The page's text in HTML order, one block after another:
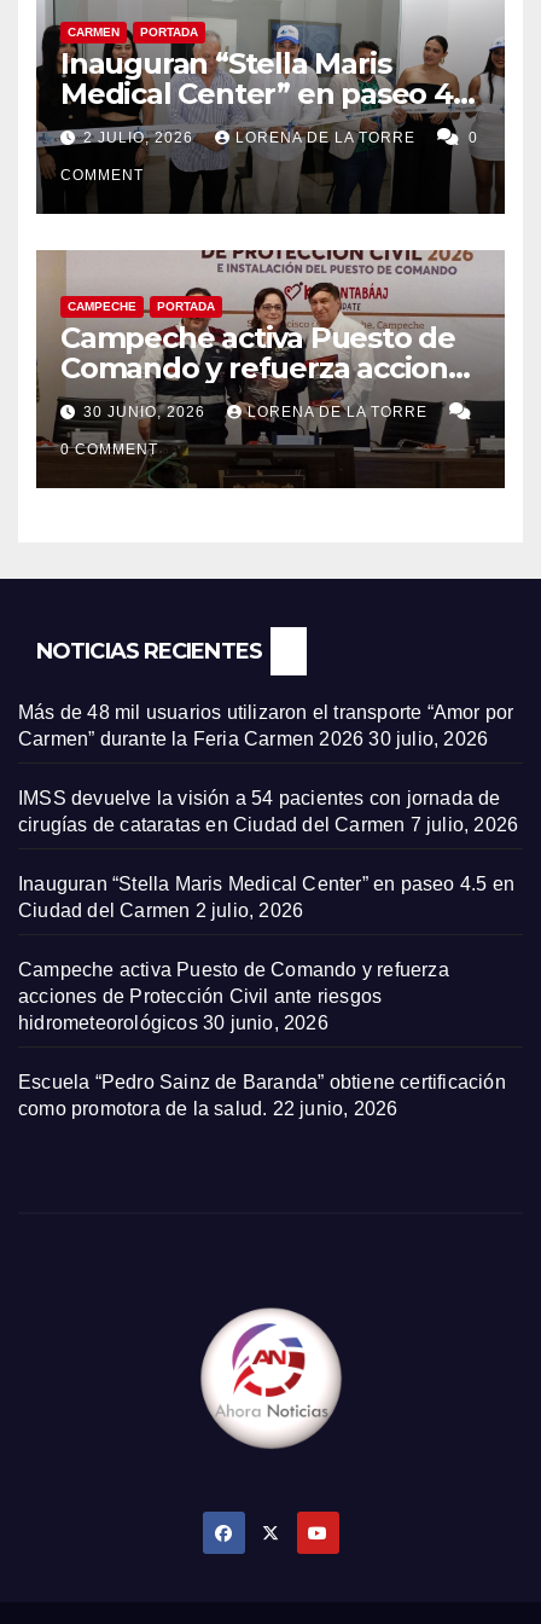
CARMEN PORTADA
Inauguran “Stella Maris
Medical Center” en paseo 4.5
en Ciudad del Carmen
2 JULIO, 2026 LORENA DE LA TORRE 0
COMMENT
CAMPECHE PORTADA
Campeche activa Puesto de
Comando y refuerza acciones
de Protección Civil ante
riesgos hidrometeorológicos
30 JUNIO, 2026 LORENA DE LA TORRE
0 COMMENT
NOTICIAS RECIENTES
Más de 48 mil usuarios utilizaron el transporte “Amor por
Carmen” durante la Feria Carmen 2026 30 julio, 2026
IMSS devuelve la visión a 54 pacientes con jornada de
cirugías de cataratas en Ciudad del Carmen 7 julio, 2026
Inauguran “Stella Maris Medical Center” en paseo 4.5 en
Ciudad del Carmen 2 julio, 2026
Campeche activa Puesto de Comando y refuerza
acciones de Protección Civil ante riesgos
hidrometeorológicos 30 junio, 2026
Escuela “Pedro Sainz de Baranda” obtiene certificación
como promotora de la salud. 22 junio, 2026